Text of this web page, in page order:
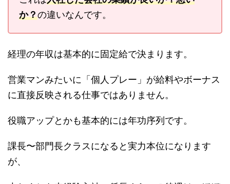
か？の違いなんです。
経理の年収は基本的に固定給で決まります。
営業マンみたいに「個人プレー」が給料やボーナス
に直接反映される仕事ではありません。
役職アップとかも基本的には年功序列です。
課長〜部門長クラスになると実力本位になります
が、